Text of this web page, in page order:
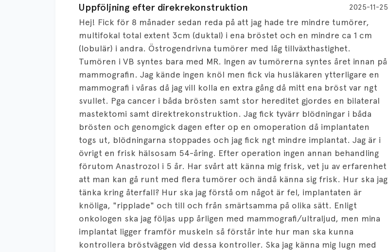
Uppföljning efter direkrekonstruktion 2025-11-25
Hej! Fick för 8 månader sedan reda på att jag hade tre mindre tumörer,
multifokal total extent 3cm (duktal) i ena bröstet och en mindre ca 1 cm
(lobulär) i andra. Östrogendrivna tumörer med låg tillväxthastighet.
Tumören i VB syntes bara med MR. Ingen av tumörerna syntes året innan på
mammografin. Jag kände ingen knöl men fick via husläkaren ytterligare en
mammografi i våras då jag vill kolla en extra gång då mitt ena bröst var ngt
svullet. Pga cancer i båda brösten samt stor hereditet gjordes en bilateral
mastektomi samt direktrekonstruktion. Jag fick tyvärr blödningar i båda
brösten och genomgick dagen efter op en omoperation då implantaten
togs ut, blödningarna stoppades och jag fick ngt mindre implantat. Jag är i
övrigt en frisk hälsosam 54-åring. Efter operation ingen annan behandling
förutom Anastrozol i 5 år. Har svårt att känna mig frisk, vet ju av erfarenhet
att man kan gå runt med flera tumörer och ändå känna sig frisk. Hur ska jag
tänka kring återfall? Hur ska jag förstå om något är fel, implantaten är
knöliga, "ripplade" och till och från smärtsamma på olika sätt. Enligt
onkologen ska jag följas upp årligen med mammografi/ultraljud, men mina
implantat ligger framför muskeln så förstår inte hur man ska kunna
kontrollera bröstväggen vid dessa kontroller. Ska jag känna mig lugn med